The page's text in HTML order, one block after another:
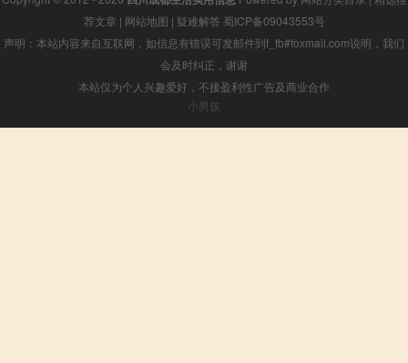
荐文章 | 网站地图 | 疑难解答 蜀ICP备09043553号
声明：本站内容来自互联网，如信息有错误可发邮件到f_fb#foxmail.com说明，我们
会及时纠正，谢谢
本站仅为个人兴趣爱好，不接盈利性广告及商业合作
小男孩